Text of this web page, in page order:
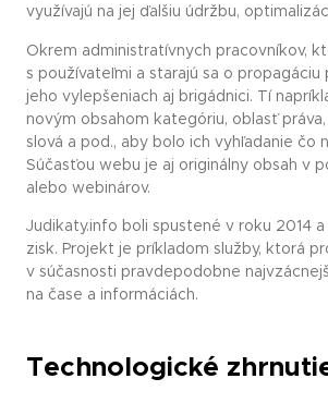
využívajú na jej ďalšiu údržbu,
Okrem administratívnych pracovníkov,
s používateľmi a starajú sa o propagáciu
jeho vylepšeniach aj brigádnici. Tí
novým obsahom kategóriu, oblasť
slová a pod., aby bolo ich vyhľadanie čo
Súčasťou webu je aj originálny obsah v
alebo webinárov.
Judikaty.info boli spustené v roku 2014
zisk. Projekt je príkladom služby, ktorá
v súčasnosti pravdepodobne
na čase a informáciách.
Technologické